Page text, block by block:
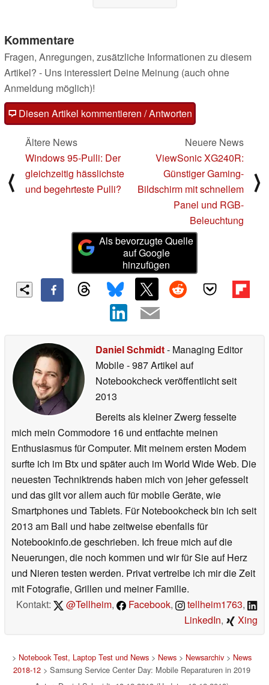
Kommentare
Fragen, Anregungen, zusätzliche Informationen zu diesem
Artikel? - Uns interessiert Deine Meinung (auch ohne
Anmeldung möglich)!
Diesen Artikel kommentieren / Antworten
⟨
Ältere News
Windows 95-Pulli: Der
gleichzeitig hässlichste
und begehrteste Pulli?
Neuere News
ViewSonic XG240R:
Günstiger Gaming-
Bildschirm mit schnellem
Panel und RGB-
Beleuchtung
⟩
Als bevorzugte Quelle
auf Google
hinzufügen
Daniel Schmidt- Managing Editor
Mobile- 987 Artikel auf
Notebookcheck veröffentlichtseit
2013
Bereits als kleiner Zwerg fesselte
mich mein Commodore 16 und entfachte meinen
Enthusiasmus für Computer. Mit meinem ersten Modem
surfte ich im Btx und später auch im World Wide Web. Die
neuesten Techniktrends haben mich von jeher gefesselt
und das gilt vor allem auch für mobile Geräte, wie
Smartphones und Tablets. Für Notebookcheck bin ich seit
2013 am Ball und habe zeitweise ebenfalls für
Notebookinfo.de geschrieben. Ich freue mich auf die
Neuerungen, die noch kommen und wir für Sie auf Herz
und Nieren testen werden. Privat vertreibe ich mir die Zeit
mit Fotografie, Grillen und meiner Familie.
Kontakt:
@Tellheim, Facebook, tellheim1763,
LinkedIn, Xing
> Notebook Test, Laptop Test und News> News> Newsarchiv> News
2018-12> Samsung Service Center Day: Mobile Reparaturen in 2019